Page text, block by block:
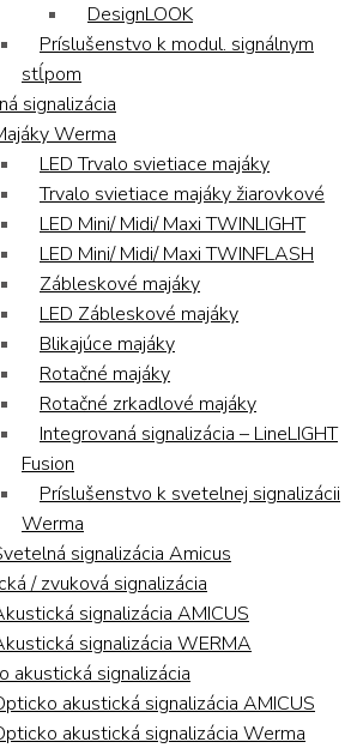
DesignLOOK
Príslušenstvo k modul. signálnym
stĺpom
signalizácia
Werma
LED Trvalo svietiace majáky
Trvalo svietiace majáky žiarovkové
LED Mini/ Midi/ Maxi TWINLIGHT
LED Mini/ Midi/ Maxi TWINFLASH
Zábleskové majáky
LED Zábleskové majáky
Blikajúce majáky
Rotačné majáky
Rotačné zrkadlové majáky
Integrovaná signalizácia – LineLIGHT
Fusion
Príslušenstvo k svetelnej signalizácii
Werma
signalizácia Amicus
/ zvuková signalizácia
signalizácia AMICUS
signalizácia WERMA
akustická signalizácia
akustická signalizácia AMICUS
akustická signalizácia Werma